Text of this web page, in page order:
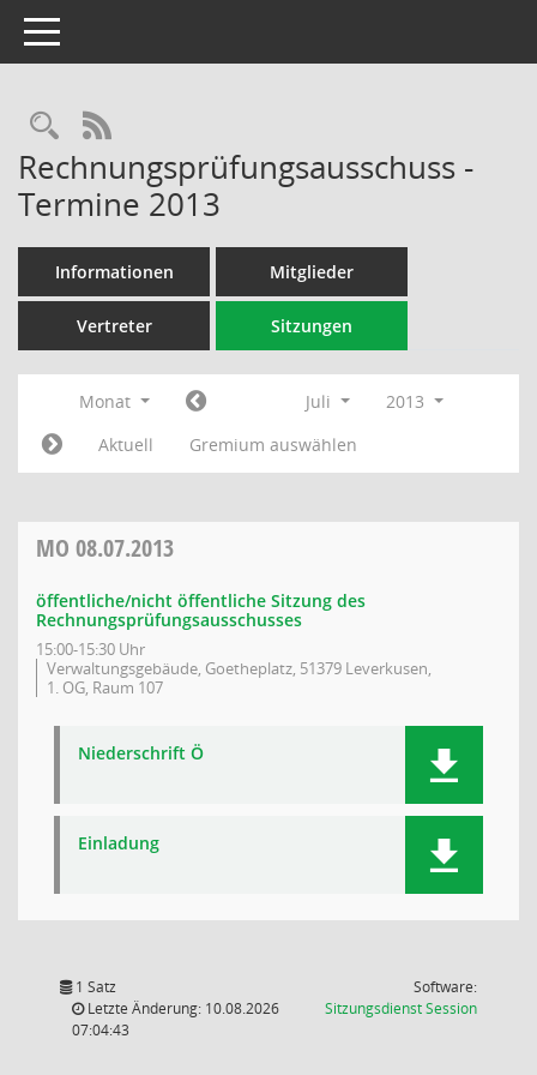
Toggle navigation
Rechercheauswahl
RSS-Feed
Rechnungsprüfungsausschuss -
Termine 2013
Informationen Mitglieder
Vertreter Sitzungen
Monat Juli
2013
Aktuell
Gremium auswählen
MO 08.07.2013
öffentliche/nicht öffentliche Sitzung des
Rechnungsprüfungsausschusses
15:00-15:30 Uhr
Verwaltungsgebäude, Goetheplatz, 51379 Leverkusen,
1. OG, Raum 107
Niederschrift Ö
Einladung
1 Satz
Letzte Änderung: 10.08.2026
07:04:43
Software:
SitzungsdienstSession(Wird in